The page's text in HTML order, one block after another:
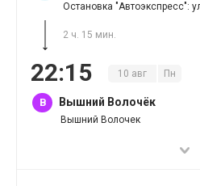
Остановка "Автоэкспресс":
2 ч. 15 мин.
22:15 10 авг Пн
B Вышний Волочёк
Вышний Волочек